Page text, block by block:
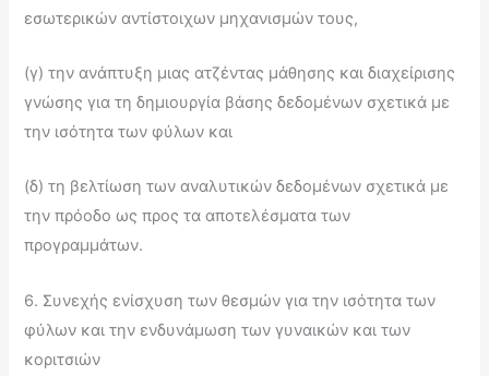
εσωτερικών αντίστοιχων μηχανισμών τους,
(γ) την ανάπτυξη μιας ατζέντας μάθησης και διαχείρισης
γνώσης για τη δημιουργία βάσης δεδομένων σχετικά με
την ισότητα των φύλων και
(δ) τη βελτίωση των αναλυτικών δεδομένων σχετικά με
την πρόοδο ως προς τα αποτελέσματα των
προγραμμάτων.
6. Συνεχής ενίσχυση των θεσμών για την ισότητα των
φύλων και την ενδυνάμωση των γυναικών και των
κοριτσιών